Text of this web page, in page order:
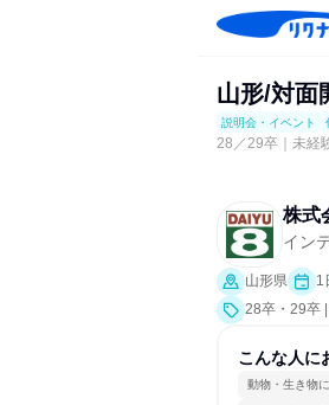
山形/対面
説明会・イベント
28／29卒｜未経
株式
イン
山形県 1
28卒・29卒
こんな人に
動物・生き物